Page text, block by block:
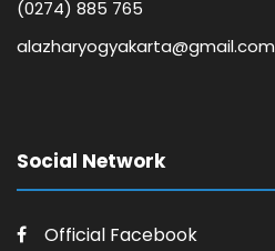
(0274) 885 765
alazharyogyakarta@gmail.com
Social Network
Official Facebook